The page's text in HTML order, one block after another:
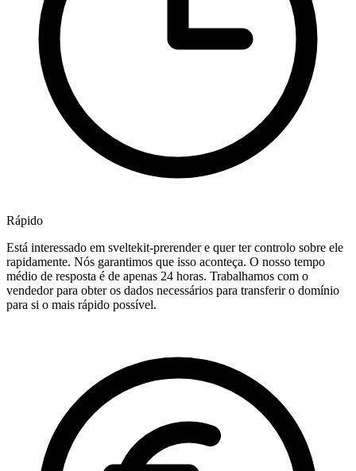
Rápido
Está interessado em sveltekit-prerender e quer ter controlo sobre ele
rapidamente. Nós garantimos que isso aconteça. O nosso tempo
médio de resposta é de apenas 24 horas. Trabalhamos com o
vendedor para obter os dados necessários para transferir o domínio
para si o mais rápido possível.